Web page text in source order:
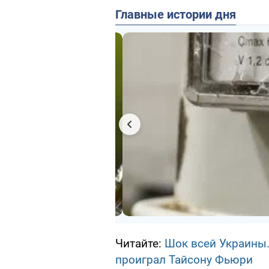
Главные истории дня
Читайте: Шок всей
проиграл Тайсону Фьюри